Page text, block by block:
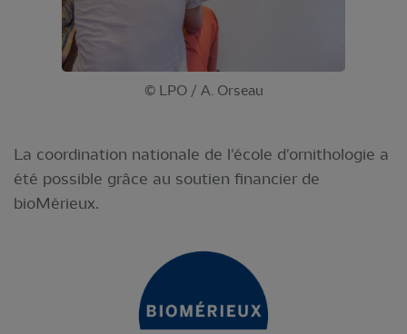
© LPO / A. Orseau
La coordination nationale de l'école d'ornithologie a
été possible grâce au soutien financier de
bioMérieux.